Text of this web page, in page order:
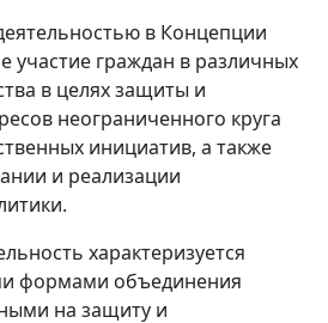
в Концепции
участие граждан в различных
в целях защиты и
неограниченного круга
инициатив, а также
и реализации
характеризуется
формами объединения
на защиту и